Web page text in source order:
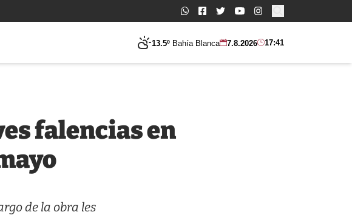
Buscar:
13.5º Bahía Blanca 7.8.2026 17:41
falencias en
de la obra les